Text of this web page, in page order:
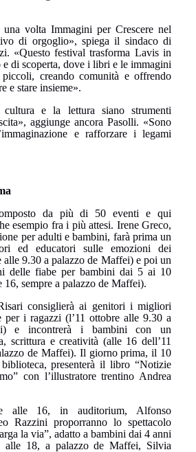
una volta Immagini per Crescere nel
di orgoglio», spiega il sindaco di
«Questo festival trasforma Lavis in
di scoperta, dove i libri e le immagini
creando comunità e offrendo
e stare insieme».
e la lettura siano strumenti
aggiunge ancora Pasolli. «Sono
e rafforzare i legami
da più di 50 eventi e qui
esempio fra i più attesi. Irene Greco,
per adulti e bambini, farà prima un
ed educatori sulle emozioni dei
9.30 a palazzo de Maffei) e poi un
delle fiabe per bambini dai 5 ai 10
sempre a palazzo de Maffei).
consiglierà ai genitori i migliori
per i ragazzi (l’11 ottobre alle 9.30 a
e incontrerà i bambini con un
scrittura e creatività (alle 16 dell’11
de Maffei). Il giorno prima, il 10
presenterà il libro “Notizie
con l’illustratore trentino Andrea
alle 16, in auditorium, Alfonso
Razzini proporranno lo spettacolo
la via”, adatto a bambini dai 4 anni
alle 18, a palazzo de Maffei, Silvia